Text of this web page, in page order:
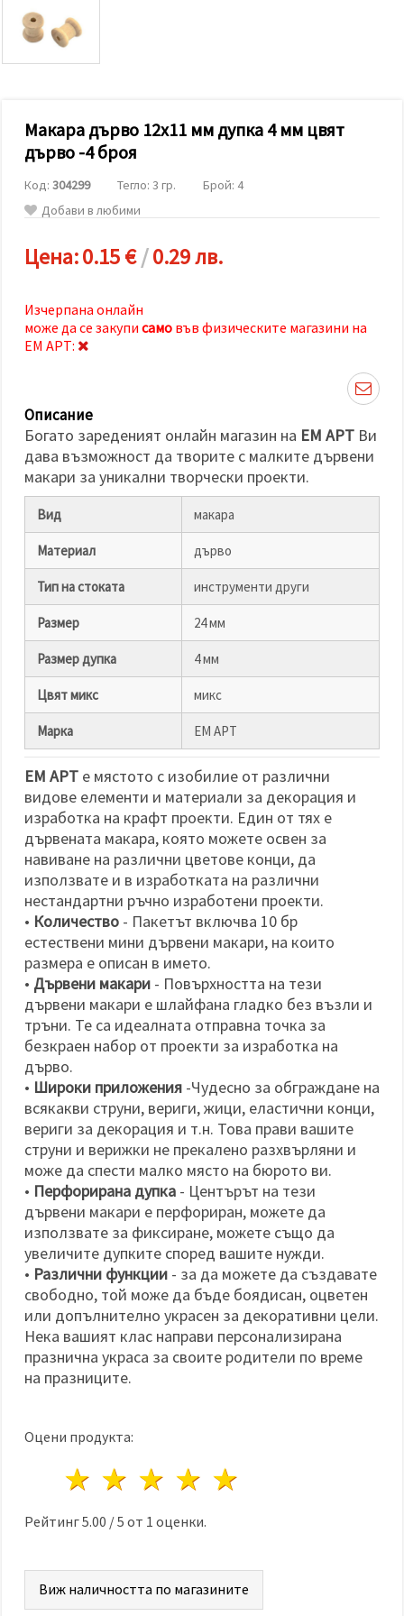
съдържание
и реклами,
включително
с помощта
маркетинг.
Можеш да
съгласиш
използваме
като
всички!"
или да
посочиш
предпочитанията
дадения
и кликнеш
бутона
Приеми
всички
Настройки
на
бисквитките
Макара дърво 12x11 мм дупка 4 мм цвят
дърво -4 броя
Код: 304299 Тегло: 3 гр.
Брой: 4
Добави в любими
Цена:0.15 €/0.29 лв.
Изчерпана онлайн
може да се закупи само във физическите магазини на
ЕМ АРТ:
Описание
Богато зареденият онлайн магазин на ЕМ АРТ Ви
дава възможност да творите с малките дървени
макари за уникални творчески проекти.
Вид макара
Материал дърво
Тип на стоката инструменти други
Размер 24 мм
Размер дупка 4 мм
Цвят микс микс
Марка ЕМ АРТ
ЕМ АРТ е мястото с изобилие от различни
видове елементи и материали за декорация и
изработка на крафт проекти. Един от тях е
дървената макара, която можете освен за
навиване на различни цветове конци, да
използвате и в изработката на различни
нестандартни ръчно изработени проекти.
• Количество - Пакетът включва 10 бр
естествени мини дървени макари, на които
размера е описан в името.
• Дървени макари - Повърхността на тези
дървени макари е шлайфана гладко без възли и
тръни. Те са идеалната отправна точка за
безкраен набор от проекти за изработка на
дърво.
• Широки приложения -Чудесно за обграждане на
всякакви струни, вериги, жици, еластични конци,
вериги за декорация и т.н. Това прави вашите
струни и верижки не прекалено разхвърляни и
може да спести малко място на бюрото ви.
• Перфорирана дупка - Центърът на тези
дървени макари е перфориран, можете да
използвате за фиксиране, можете също да
увеличите дупките според вашите нужди.
• Различни функции - за да можете да създавате
свободно, той може да бъде боядисан, оцветен
или допълнително украсен за декоративни цели.
Нека вашият клас направи персонализирана
празнична украса за своите родители по време
на празниците.
Оцени продукта:
4 звезди
3 звезди
2 звезди
1 звезда
Рейтинг5.00 /5 от 1 оценки.
Виж наличността по магазините